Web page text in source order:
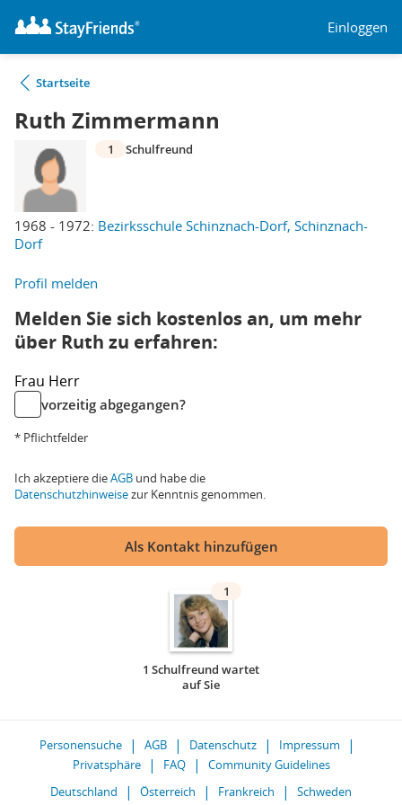
Einloggen
Startseite
Ruth Zimmermann
1968 - 1972: Bezirksschule Schinznach-Dorf, Schinznach-
Dorf
1 Schulfreund
Profil melden
Melden Sie sich kostenlos an, um mehr
über Ruth zu erfahren:
Frau Herr
vorzeitig abgegangen?
* Pflichtfelder
Ich akzeptiere dieAGB und habe die
Datenschutzhinweisezur Kenntnis genommen.
Als Kontakt hinzufügen
1
1 Schulfreund wartet
auf Sie
Personensuche AGB Datenschutz
Impressum
Privatsphäre
FAQ
Community Guidelines
Deutschland
Österreich Frankreich Schweden